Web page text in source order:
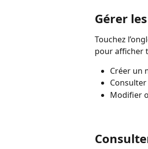
Gérer
Touchez
pour afficher
Créer un
Modifier